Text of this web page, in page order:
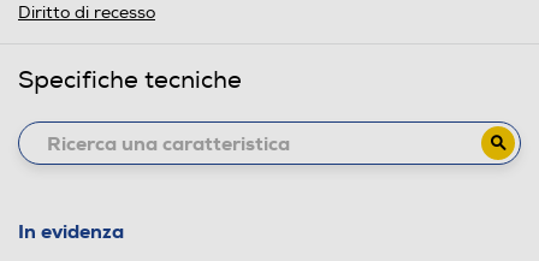
Diritto di recesso
Specifiche tecniche
In evidenza